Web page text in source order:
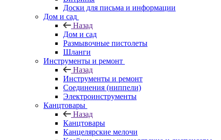
Доски для письма и информации
Дом и сад
Назад
Дом и сад
Размывочные пистолеты
Шланги
Инструменты и ремонт
Назад
Инструменты и ремонт
Соединения (ниппели)
Электроинструменты
Канцтовары
Назад
Канцтовары
Канцелярские мелочи